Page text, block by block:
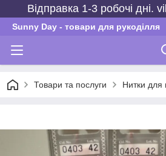
Відправка 1-3 робочі дні.
Sunny Day - товари для рукоділля
Товари та послуги Нитки для